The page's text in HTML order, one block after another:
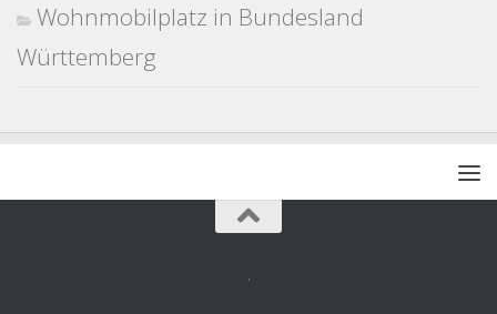
Wohnmobilplatz in Bundesland
Württemberg
.